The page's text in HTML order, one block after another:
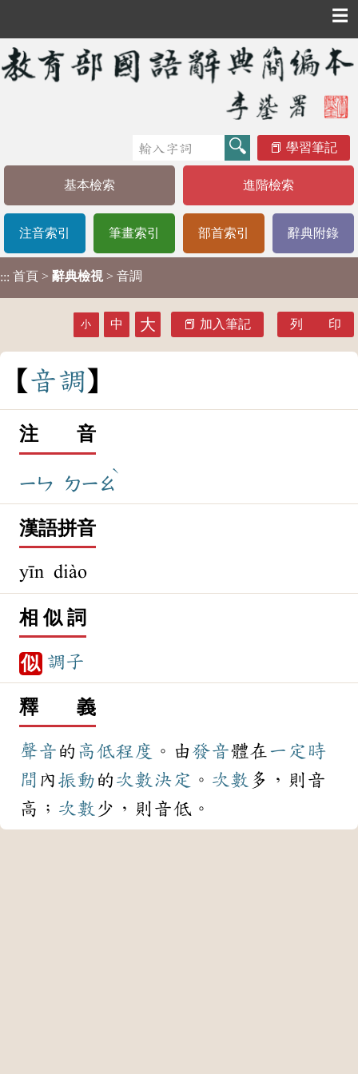
☰
學習筆記
基本檢索 進階檢索
注音索引 筆畫索引 部首索引 辭典附錄
::: 首頁 > 辭典檢視 > 音調
小 中 大 加入筆記 列 印
音調
注 音
ㄧㄣ ㄉㄧㄠ
ˋ
漢語拼音
yīn diào
相 似 詞
似 調子
釋 義
聲音 的 高低程度 。由發音體在一定 時
間 內 振動 的 次數 決定 。 次數 多，則音
高； 次數 少，則音低。